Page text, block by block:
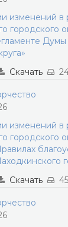
изменений
городского
Думы
Скачать
изменений
городского
Скачать